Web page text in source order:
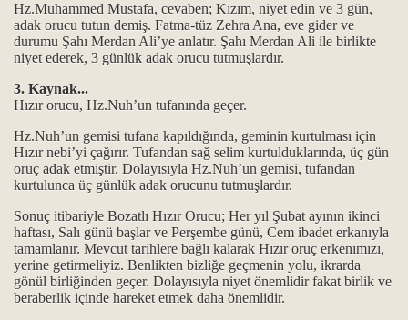
Hz.Muhammed Mustafa, cevaben; Kızım, niyet edin ve 3 gün,
adak orucu tutun demiş. Fatma-tüz Zehra Ana, eve gider ve
durumu Şahı Merdan Ali’ye anlatır. Şahı Merdan Ali ile birlikte
niyet ederek, 3 günlük adak orucu tutmuşlardır.
3. Kaynak...
Hızır orucu, Hz.Nuh’un tufanında geçer.
Hz.Nuh’un gemisi tufana kapıldığında, geminin kurtulması için
Hızır nebi’yi çağırır. Tufandan sağ selim kurtulduklarında, üç gün
oruç adak etmiştir. Dolayısıyla Hz.Nuh’un gemisi, tufandan
kurtulunca üç günlük adak orucunu tutmuşlardır.
Sonuç itibariyle Bozatlı Hızır Orucu; Her yıl Şubat ayının ikinci
haftası, Salı günü başlar ve Perşembe günü, Cem ibadet erkanıyla
tamamlanır. Mevcut tarihlere bağlı kalarak Hızır oruç erkenımızı,
yerine getirmeliyiz. Benlikten bizliğe geçmenin yolu, ikrarda
gönül birliğinden geçer. Dolayısıyla niyet önemlidir fakat birlik ve
beraberlik içinde hareket etmek daha önemlidir.
kılınmış” deyimi
hakkında...